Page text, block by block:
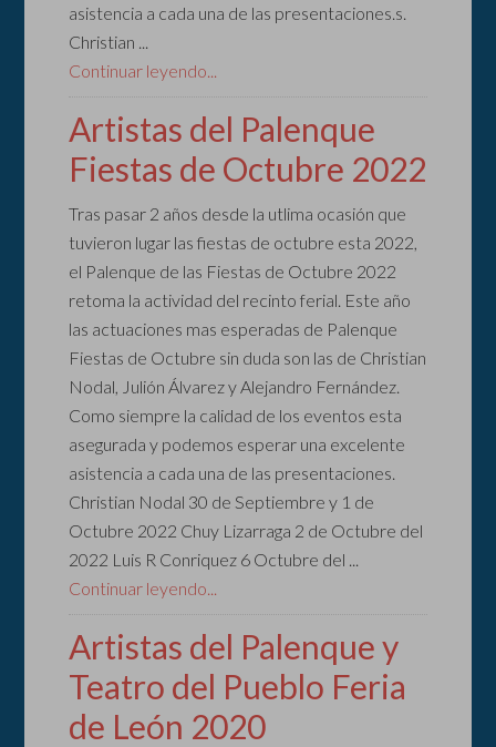
asistencia a cada una de las presentaciones.s.
Christian ...
Continuar leyendo...
Artistas del Palenque
Fiestas de Octubre 2022
Tras pasar 2 años desde la utlima ocasión que
tuvieron lugar las fiestas de octubre esta 2022,
el Palenque de las Fiestas de Octubre 2022
retoma la actividad del recinto ferial. Este año
las actuaciones mas esperadas de Palenque
Fiestas de Octubre sin duda son las de Christian
Nodal, Julión Álvarez y Alejandro Fernández.
Como siempre la calidad de los eventos esta
asegurada y podemos esperar una excelente
asistencia a cada una de las presentaciones.
Christian Nodal 30 de Septiembre y 1 de
Octubre 2022 Chuy Lizarraga 2 de Octubre del
2022 Luis R Conriquez 6 Octubre del ...
Continuar leyendo...
Artistas del Palenque y
Teatro del Pueblo Feria
de León 2020